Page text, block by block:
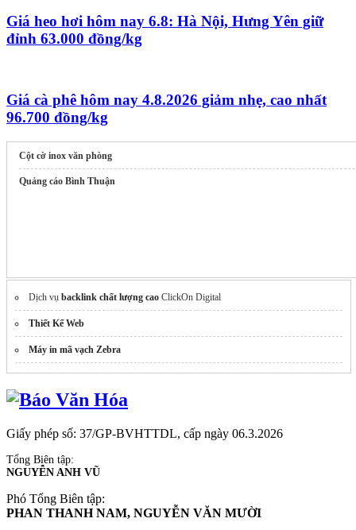
Giá heo hơi hôm nay 6.8: Hà Nội, Hưng Yên giữ
đỉnh 63.000 đồng/kg
Giá cà phê hôm nay 4.8.2026 giảm nhẹ, cao nhất
96.700 đồng/kg
Cột cờ inox văn phòng
Quảng cáo Bình Thuận
Dịch vụ backlink chất lượng cao ClickOn Digital
Thiết Kế Web
Máy in mã vạch Zebra
Giấy phép số: 37/GP-BVHTTDL, cấp ngày 06.3.2026
Tổng Biên tập:
NGUYỄN ANH VŨ
Phó Tổng Biên tập:
PHAN THANH NAM, NGUYỄN VĂN MƯỜI